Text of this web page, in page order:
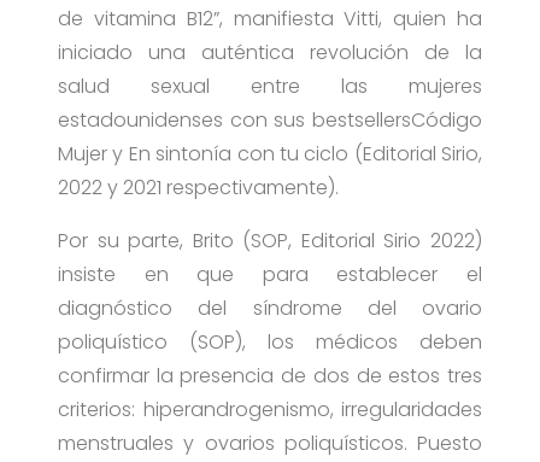
de vitamina B12”, manifiesta Vitti, quien ha
iniciado una auténtica revolución de la
salud sexual entre las mujeres
estadounidenses con sus bestsellersCódigo
Mujer y En sintonía con tu ciclo (Editorial Sirio,
2022 y 2021 respectivamente).
Por su parte, Brito (SOP, Editorial Sirio 2022)
insiste en que para establecer el
diagnóstico del síndrome del ovario
poliquístico (SOP), los médicos deben
confirmar la presencia de dos de estos tres
criterios: hiperandrogenismo, irregularidades
menstruales y ovarios poliquísticos. Puesto